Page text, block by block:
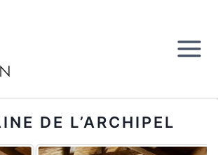
DE L’ARCHIPEL